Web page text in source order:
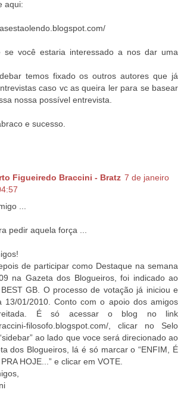
aqui:
se você estaria interessado a nos dar uma
temos fixado os outros autores que já
caso vc as queira ler para se basear
nossa possível entrevista.
e sucesso.
Figueiredo Braccini - Bratz 7 de janeiro
...
pedir aquela força ...
de participar como Destaque na semana
na Gazeta dos Blogueiros, foi indicado ao
GB. O processo de votação já iniciou e
13/01/2010. Conto com o apoio dos amigos
É só acessar o blog no link
filosofo.blogspot.com/, clicar no Selo
ao lado que voce será direcionado ao
dos Blogueiros, lá é só marcar o “ENFIM, É
HOJE...” e clicar em VOTE.